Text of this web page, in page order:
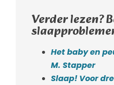
Verder lezen?
Het baby en
M. Stapper
Slaap! Voor